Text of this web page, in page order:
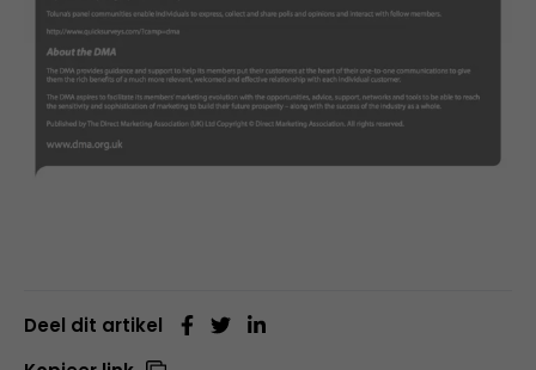
Deel dit artikel